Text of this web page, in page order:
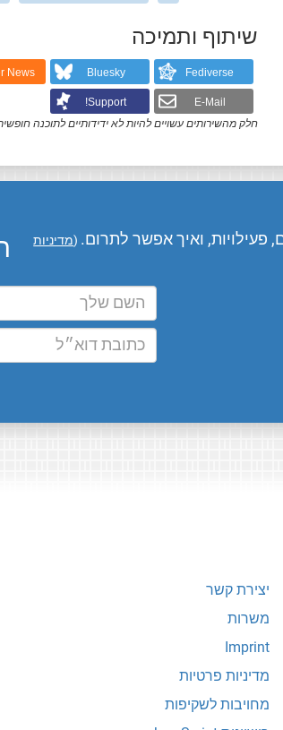
שיתוף ותמיכה
Fediverse
Bluesky
News
E-Mail
Support!
חלק מהשירותים עשויים להיות לא ידידותיים לתוכנה
פעילויות, ואיך אפשר לתרום. (מדיניות
יצירת קשר
משרות
Imprint
מדיניות פרטיות
מחויבות לשקיפות